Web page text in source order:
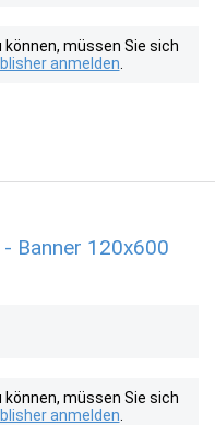
müssen Sie sich
anmelden
Banner 120x600
müssen Sie sich
anmelden